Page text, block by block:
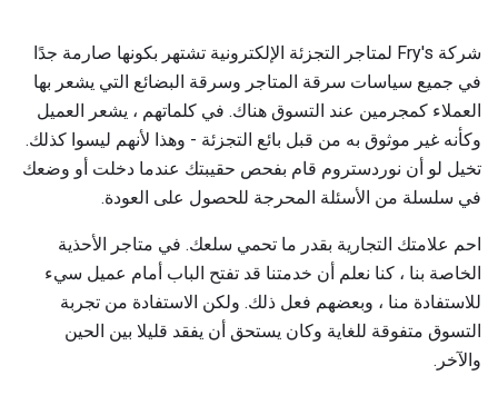
شركة Fry's لمتاجر التجزئة الإلكترونية تشتهر بكونها صارمة جدًا
في جميع سياسات سرقة المتاجر وسرقة البضائع التي يشعر بها
العملاء كمجرمين عند التسوق هناك. في كلماتهم ، يشعر العميل
وكأنه غير موثوق به من قبل بائع التجزئة - وهذا لأنهم ليسوا كذلك.
تخيل لو أن نوردستروم قام بفحص حقيبتك عندما دخلت أو وضعك
في سلسلة من الأسئلة المحرجة للحصول على العودة.
احم علامتك التجارية بقدر ما تحمي سلعك. في متاجر الأحذية
الخاصة بنا ، كنا نعلم أن خدمتنا قد تفتح الباب أمام عميل سيء
للاستفادة منا ، وبعضهم فعل ذلك. ولكن الاستفادة من تجربة
التسوق متفوقة للغاية وكان يستحق أن يفقد قليلا بين الحين
والآخر.